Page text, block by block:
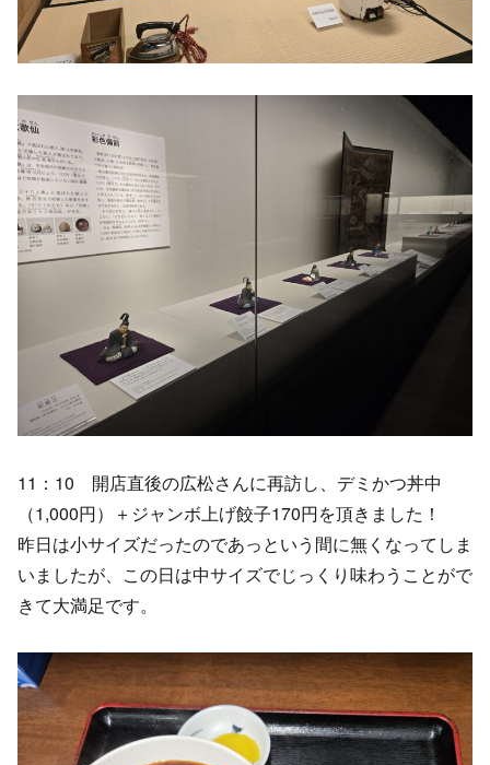
11：10 開店直後の広松さんに再訪し、デミかつ丼中
（1,000円）＋ジャンボ上げ餃子170円を頂きました！
昨日は小サイズだったのであっという間に無くなってしま
いましたが、この日は中サイズでじっくり味わうことがで
きて大満足です。